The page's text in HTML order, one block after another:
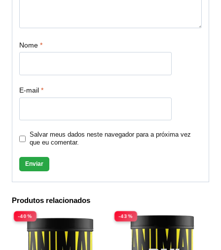
Nome *
E-mail *
Salvar meus dados neste navegador para a próxima vez
que eu comentar.
Produtos relacionados
-40% -43%